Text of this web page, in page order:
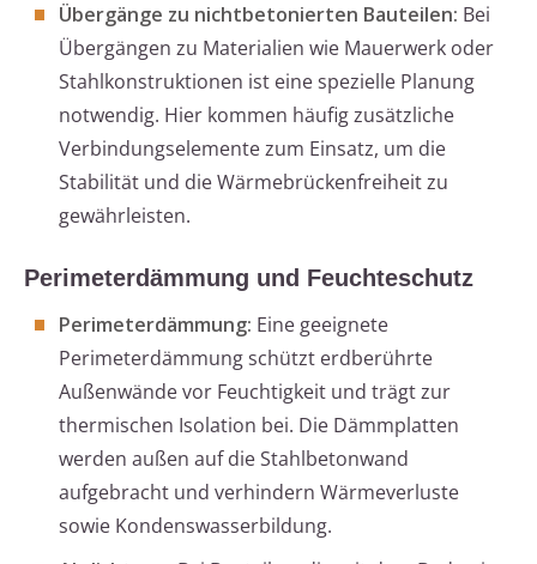
Übergänge zu nichtbetonierten Bauteilen: Bei
Übergängen zu Materialien wie Mauerwerk oder
Stahlkonstruktionen ist eine spezielle Planung
notwendig. Hier kommen häufig zusätzliche
Verbindungselemente zum Einsatz, um die
Stabilität und die Wärmebrückenfreiheit zu
gewährleisten.
Perimeterdämmung und Feuchteschutz
Perimeterdämmung: Eine geeignete
Perimeterdämmung schützt erdberührte
Außenwände vor Feuchtigkeit und trägt zur
thermischen Isolation bei. Die Dämmplatten
werden außen auf die Stahlbetonwand
aufgebracht und verhindern Wärmeverluste
sowie Kondenswasserbildung.